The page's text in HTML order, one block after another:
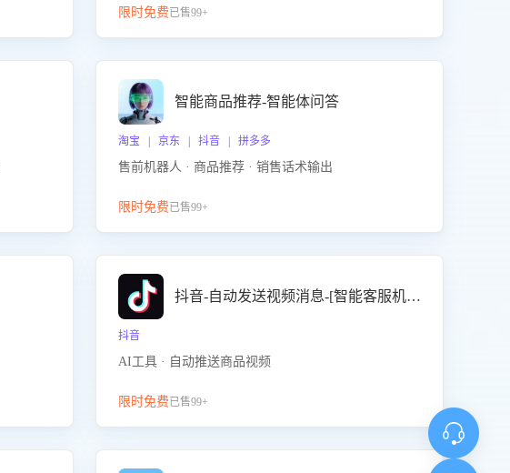
限时免费已售99+
智能商品推荐-智能体问答
淘宝 | 京东 | 抖音 | 拼多多
售前机器人 · 商品推荐 · 销售话术输出
限时免费已售99+
抖音-自动发送视频消息-[智能客服机器人]
抖音
AI工具 · 自动推送商品视频
限时免费已售99+